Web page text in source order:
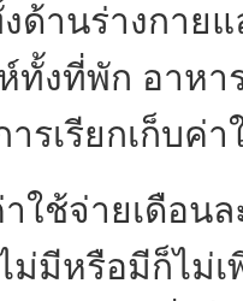
ด้านร่างกาย
ทั้งที่พัก อาห
รเรียกเก็บค่า
ายเดือนละ
ม่มีหรือมีก็ไม่